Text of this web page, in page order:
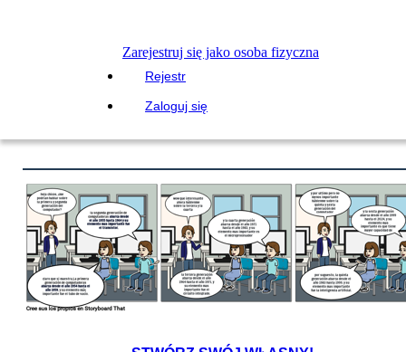
Zarejestruj się jako osoba fizyczna
Rejestr
Zaloguj się